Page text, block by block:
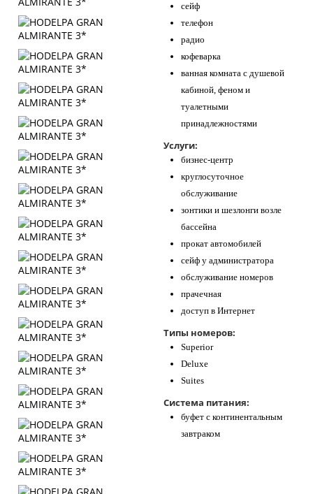
сейф
телефон
радио
кофеварка
ванная комната с душевой
кабиной, феном и
туалетными
принадлежностями
Услуги:
бизнес-центр
круглосуточное
обслуживание
зонтики и шезлонги возле
бассейна
прокат автомобилей
сейф у администратора
обслуживание номеров
прачечная
доступ в Интернет
Типы номеров:
Superior
Deluxe
Suites
Система питания:
буфет с континентальным
завтраком